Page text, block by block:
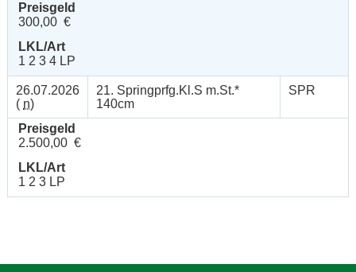
Preisgeld
300,00 €
LKL/Art
1 2 3 4 LP
26.07.2026
( n)
21. Springprfg.Kl.S m.St.*
140cm
SPR
Preisgeld
2.500,00 €
LKL/Art
1 2 3 LP